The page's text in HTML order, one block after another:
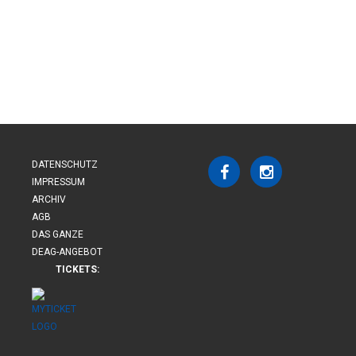
DATENSCHUTZ
IMPRESSUM
ARCHIV
AGB
DAS GANZE
DEAG-ANGEBOT
TICKETS: